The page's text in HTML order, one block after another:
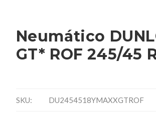
Neumático
GT* ROF 245/45
SKU: DU2454518YMAXXGTROF